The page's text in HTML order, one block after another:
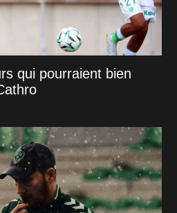
qui pourraient bien